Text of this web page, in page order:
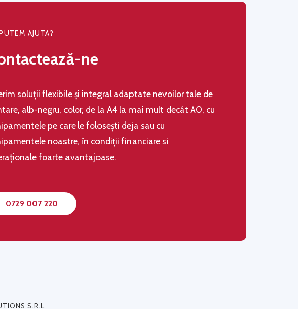
AJUTA?
ne
soluţii flexibile şi integral adaptate nevoilor tale de
alb-negru, color, de la A4 la mai mult decât A0, cu
pe care le folosești deja sau cu
noastre, în condiţii financiare si
foarte avantajoase.
0729 007 220
S.R.L.